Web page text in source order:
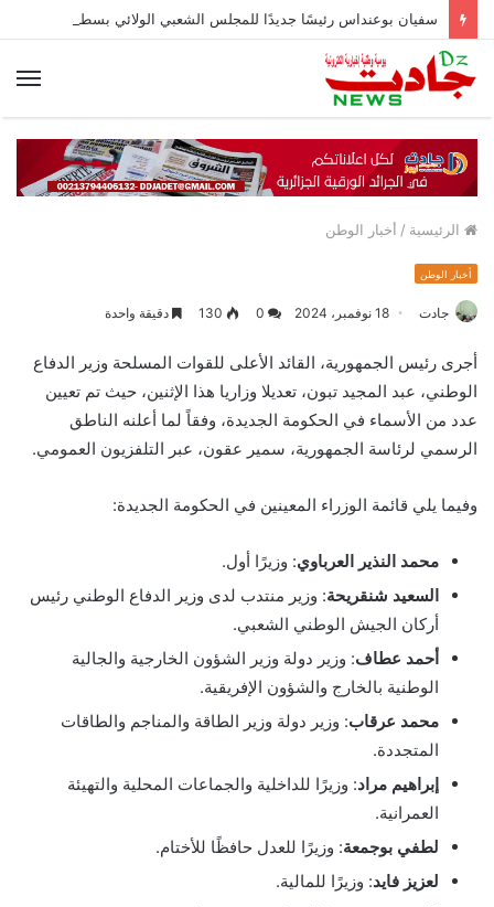
الرئيسية / أخبار الوطن
أخبار الوطن
جادت 18 نوفمبر، 2024 0
130 دقيقة واحدة
أجرى رئيس الجمهورية، القائد الأعلى للقوات المسلحة وزير الدفاع
الوطني، عبد المجيد تبون، تعديلا وزاريا هذا الإثنين، حيث تم تعيين
عدد من الأسماء في الحكومة الجديدة، وفقاً لما أعلنه الناطق
الرسمي لرئاسة الجمهورية، سمير عقون، عبر التلفزيون العمومي.
وفيما يلي قائمة الوزراء المعينين في الحكومة الجديدة:
محمد النذير العرباوي: وزيرًا أول.
السعيد شنقريحة: وزير منتدب لدى وزير الدفاع الوطني رئيس
أركان الجيش الوطني الشعبي.
أحمد عطاف: وزير دولة وزير الشؤون الخارجية والجالية
الوطنية بالخارج والشؤون الإفريقية.
محمد عرقاب: وزير دولة وزير الطاقة والمناجم والطاقات
المتجددة.
إبراهيم مراد: وزيرًا للداخلية والجماعات المحلية والتهيئة
العمرانية.
لطفي بوجمعة: وزيرًا للعدل حافظًا للأختام.
لعزيز فايد: وزيرًا للمالية.